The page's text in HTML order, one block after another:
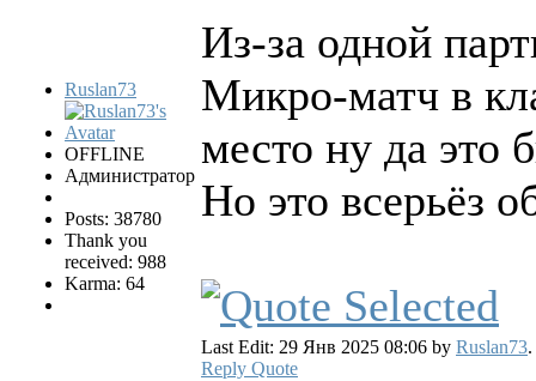
Ruslan73
OFFLINE
Администратор
Posts: 38780
Thank you
received: 988
Karma: 64
Из-за одной
Микро-матч в
место ну да это
Но это всерьёз
Last Edit: 29 Янв 2025 08:06 by Ruslan73.
Reply Quote